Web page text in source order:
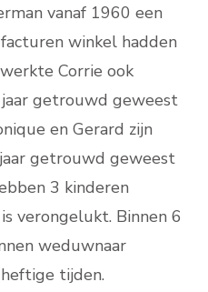
vanaf 1960 een
winkel hadden
Corrie ook
getrouwd geweest
en Gerard zijn
getrouwd geweest
3 kinderen
verongelukt. Binnen 6
weduwnaar
tijden.